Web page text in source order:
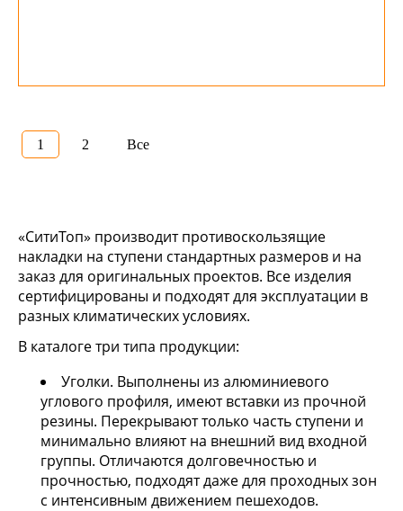
1 2 Все
«СитиТоп» производит противоскользящие
накладки на ступени стандартных размеров и на
заказ для оригинальных проектов. Все изделия
сертифицированы и подходят для эксплуатации в
разных климатических условиях.
В каталоге три типа продукции:
Уголки. Выполнены из алюминиевого
углового профиля, имеют вставки из прочной
резины. Перекрывают только часть ступени и
минимально влияют на внешний вид входной
группы. Отличаются долговечностью и
прочностью, подходят даже для проходных зон
с интенсивным движением пешеходов.